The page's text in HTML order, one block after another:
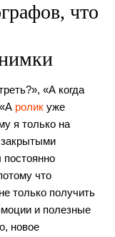
что
«А когда
ролик уже
я только на
постоянно
что
только получить
и полезные
новое